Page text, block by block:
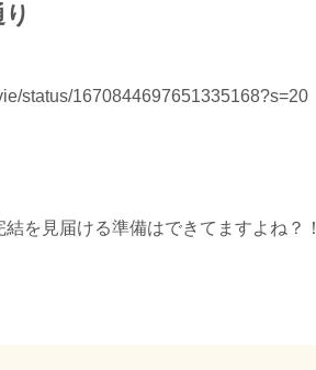
status/1670844697651335168?s=20
を見届ける準備はできてますよね？！